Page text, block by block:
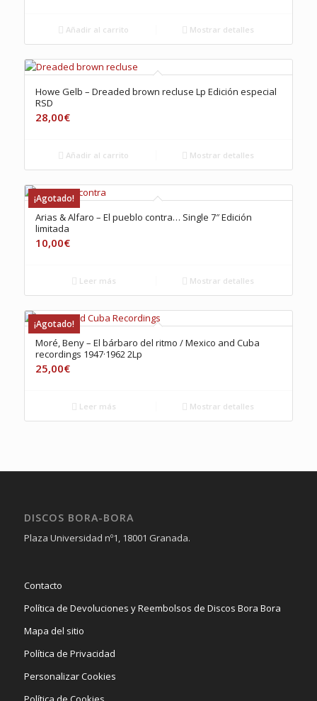
Añadir al carrito Mostrar detalles
Howe Gelb – Dreaded brown recluse Lp Edición especial
RSD
28,00€
Añadir al carrito Mostrar detalles
¡Agotado!
Arias & Alfaro – El pueblo contra… Single 7″ Edición
limitada
10,00€
Leer más Mostrar detalles
¡Agotado!
Moré, Beny – El bárbaro del ritmo / Mexico and Cuba
recordings 1947·1962 2Lp
25,00€
Leer más Mostrar detalles
DISCOS BORA-BORA
Plaza Universidad nº1, 18001 Granada.
Contacto
Política de Devoluciones y Reembolsos de Discos Bora Bora
Mapa del sitio
Política de Privacidad
Personalizar Cookies